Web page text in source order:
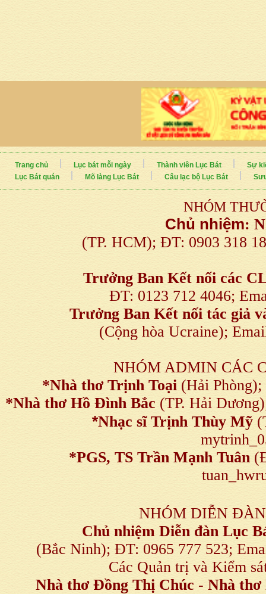
Trang chủ Lục bát mỗi ngày Thành viên Lục Bát
Sự
Lục Bát quán
Mõ làng Lục Bát Câu lạc bộ Lục Bát
NHÓM
Chủ nhiệm:
(TP. HCM); ĐT: 0903 318
Trưởng Ban Kết nối các
ĐT: 0123 712 4046;
Trưởng Ban Kết nối tác giả
(Cộng hòa Ucraine);
NHÓM ADMIN CÁC
*Nhà thơ Trịnh Toại (Hải
*Nhà thơ Hồ Đình Bắc (TP. Hải
*Nhạc sĩ Trịnh Thùy Mỹ
*PGS, TS Trần Mạnh Tuân
NHÓM DIỄN
Chủ nhiệm Diễn đàn Lục
(Bắc Ninh); ĐT: 0965 777 523;
Các Quản trị và Kiểm
Nhà thơ Đồng Thị Chúc - Nhà thơ